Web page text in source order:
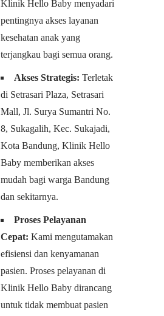
Klinik Hello Baby menyadari
pentingnya akses layanan
kesehatan anak yang
terjangkau bagi semua orang.
Akses Strategis: Terletak
di Setrasari Plaza, Setrasari
Mall, Jl. Surya Sumantri No.
8, Sukagalih, Kec. Sukajadi,
Kota Bandung, Klinik Hello
Baby memberikan akses
mudah bagi warga Bandung
dan sekitarnya.
Proses Pelayanan
Cepat: Kami mengutamakan
efisiensi dan kenyamanan
pasien. Proses pelayanan di
Klinik Hello Baby dirancang
untuk tidak membuat pasien